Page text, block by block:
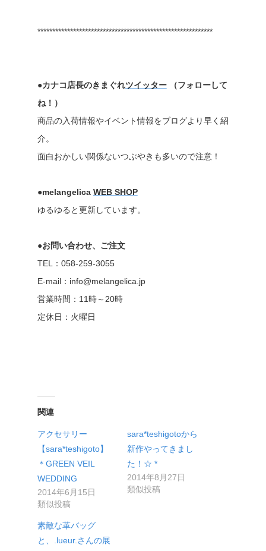
***********************************************************
●カナコ店長のきまぐれツイッター
（フォローして
ね！）
商品の入荷情報やイベント情報をブログより早く紹
介。
面白おかしい関係ないつぶやきも多いので注意！
●melangelica WEB SHOP
ゆるゆると更新しています。
●お問い合わせ、ご注文
TEL：058-259-3055
E-mail：info@melangelica.jp
営業時間：11時～20時
定休日：火曜日
関連
アクセサリー
【sara*teshigoto】
＊GREEN VEIL
WEDDING
2014年6月15日
類似投稿
sara*teshigotoから
新作やってきまし
た！☆ *
2014年8月27日
類似投稿
素敵な革バッグ
と、.lueur.さんの展